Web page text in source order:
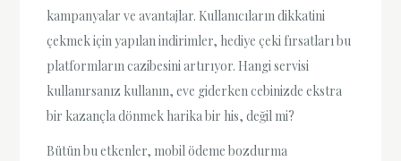
kampanyalar ve avantajlar. Kullanıcıların dikkatini
çekmek için yapılan indirimler, hediye çeki fırsatları bu
platformların cazibesini artırıyor. Hangi servisi
kullanırsanız kullanın, eve giderken cebinizde ekstra
bir kazançla dönmek harika bir his, değil mi?
Bütün bu etkenler, mobil ödeme bozdurma